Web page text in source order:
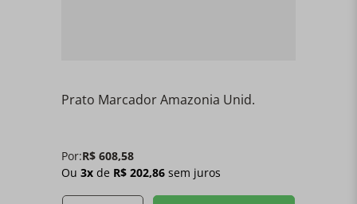
Prato Marcador Amazonia Unid.
Por:R$ 608,58
Ou 3x de R$ 202,86 sem juros